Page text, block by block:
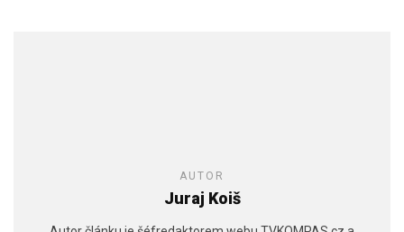
AUTOR
Juraj Koiš